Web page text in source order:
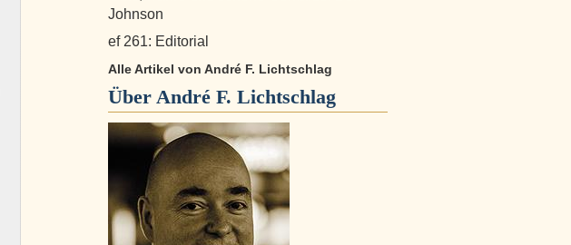
Johnson
ef 261: Editorial
Alle Artikel von André F. Lichtschlag
Über André F. Lichtschlag